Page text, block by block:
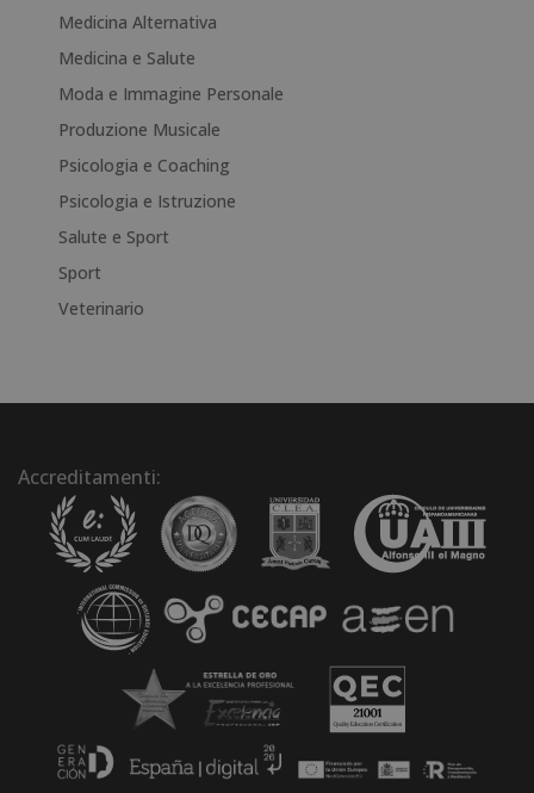
Medicina Alternativa
Medicina e Salute
Moda e Immagine Personale
Produzione Musicale
Psicologia e Coaching
Psicologia e Istruzione
Salute e Sport
Sport
Veterinario
Accreditamenti: